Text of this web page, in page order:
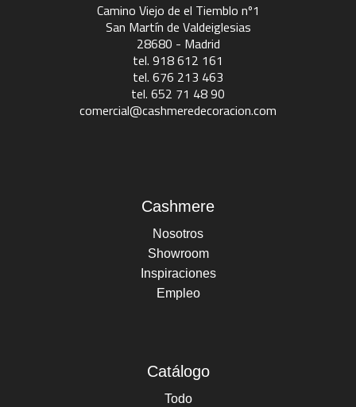
Camino Viejo de el Tiemblo nº1
San Martín de Valdeiglesias
28680 - Madrid
tel. 918 612 161
tel. 676 213 463
tel. 652 71 48 90
comercial@cashmeredecoracion.com
Cashmere
Nosotros
Showroom
Inspiraciones
Empleo
Catálogo
Todo